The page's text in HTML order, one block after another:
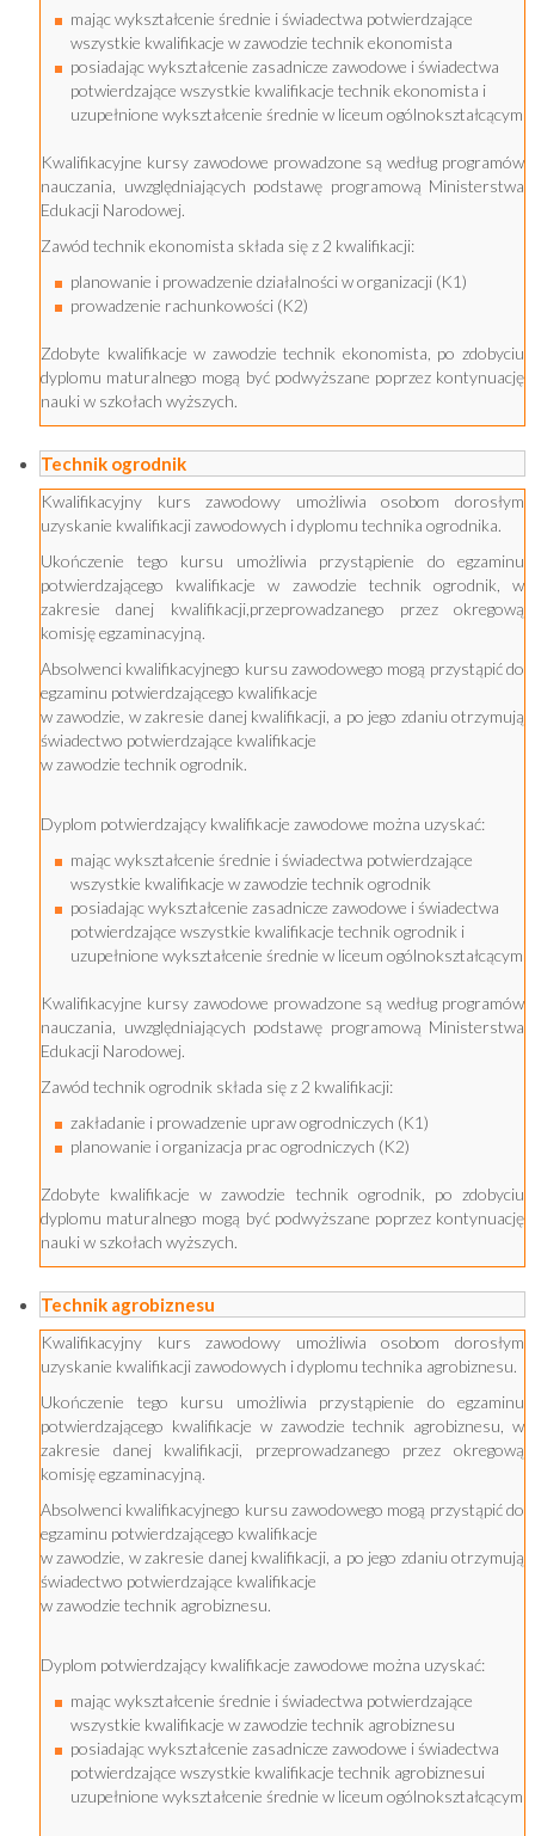
mając wykształcenie średnie i świadectwa potwierdzające
wszystkie kwalifikacje w zawodzie technik ekonomista
posiadając wykształcenie zasadnicze zawodowe i świadectwa
potwierdzające wszystkie kwalifikacje technik ekonomista i
uzupełnione wykształcenie średnie w liceum ogólnokształcącym
Kwalifikacyjne kursy zawodowe prowadzone są według programów
nauczania, uwzględniających podstawę programową Ministerstwa
Edukacji Narodowej.
Zawód technik ekonomista składa się z 2 kwalifikacji:
planowanie i prowadzenie działalności w organizacji (K1)
prowadzenie rachunkowości (K2)
Zdobyte kwalifikacje w zawodzie technik ekonomista, po zdobyciu
dyplomu maturalnego mogą być podwyższane poprzez kontynuację
nauki w szkołach wyższych.
Technik ogrodnik
Kwalifikacyjny kurs zawodowy umożliwia osobom dorosłym
uzyskanie kwalifikacji zawodowych i dyplomu technika ogrodnika.
Ukończenie tego kursu umożliwia przystąpienie do egzaminu
potwierdzającego kwalifikacje w zawodzie technik ogrodnik, w
zakresie danej kwalifikacji,przeprowadzanego przez okregową
komisję egzaminacyjną.
Absolwenci kwalifikacyjnego kursu zawodowego mogą przystąpić do
egzaminu potwierdzającego kwalifikacje
w zawodzie, w zakresie danej kwalifikacji, a po jego zdaniu otrzymują
świadectwo potwierdzające kwalifikacje
w zawodzie technik ogrodnik.
Dyplom potwierdzający kwalifikacje zawodowe można uzyskać:
mając wykształcenie średnie i świadectwa potwierdzające
wszystkie kwalifikacje w zawodzie technik ogrodnik
posiadając wykształcenie zasadnicze zawodowe i świadectwa
potwierdzające wszystkie kwalifikacje technik ogrodnik i
uzupełnione wykształcenie średnie w liceum ogólnokształcącym
Kwalifikacyjne kursy zawodowe prowadzone są według programów
nauczania, uwzględniających podstawę programową Ministerstwa
Edukacji Narodowej.
Zawód technik ogrodnik składa się z 2 kwalifikacji:
zakładanie i prowadzenie upraw ogrodniczych (K1)
planowanie i organizacja prac ogrodniczych (K2)
Zdobyte kwalifikacje w zawodzie technik ogrodnik, po zdobyciu
dyplomu maturalnego mogą być podwyższane poprzez kontynuację
nauki w szkołach wyższych.
Technik agrobiznesu
Kwalifikacyjny kurs zawodowy umożliwia osobom dorosłym
uzyskanie kwalifikacji zawodowych i dyplomu technika agrobiznesu.
Ukończenie tego kursu umożliwia przystąpienie do egzaminu
potwierdzającego kwalifikacje w zawodzie technik agrobiznesu, w
zakresie danej kwalifikacji, przeprowadzanego przez okregową
komisję egzaminacyjną.
Absolwenci kwalifikacyjnego kursu zawodowego mogą przystąpić do
egzaminu potwierdzającego kwalifikacje
w zawodzie, w zakresie danej kwalifikacji, a po jego zdaniu otrzymują
świadectwo potwierdzające kwalifikacje
w zawodzie technik agrobiznesu.
Dyplom potwierdzający kwalifikacje zawodowe można uzyskać:
mając wykształcenie średnie i świadectwa potwierdzające
wszystkie kwalifikacje w zawodzie technik agrobiznesu
posiadając wykształcenie zasadnicze zawodowe i świadectwa
potwierdzające wszystkie kwalifikacje technik agrobiznesui
uzupełnione wykształcenie średnie w liceum ogólnokształcącym